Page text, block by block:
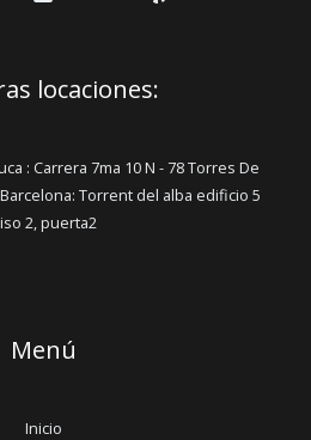
locaciones:
: Carrera 7ma 10 N - 78 Torres De
Torrent del alba edificio 5
2, puerta2
Menú
Inicio